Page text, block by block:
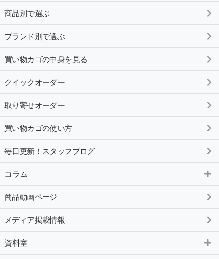
商品別で選ぶ
ブランド別で選ぶ
買い物カゴの中身を見る
クイックオーダー
取り寄せオーダー
買い物カゴの使い方
毎日更新！スタッフブログ
コラム
商品動画ページ
メディア掲載情報
資料室